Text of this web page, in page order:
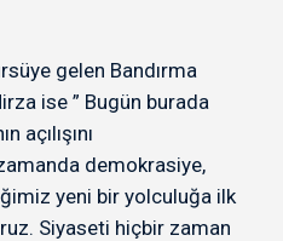
gelen Bandırma
ise ” Bugün burada
açılışını
demokrasiye,
yeni bir yolculuğa ilk
Siyaseti hiçbir zaman